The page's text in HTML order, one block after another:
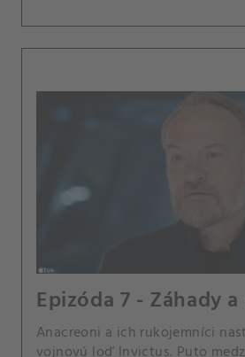
Epizóda 7 - Záhady
Anacreoni a ich rukojemníci